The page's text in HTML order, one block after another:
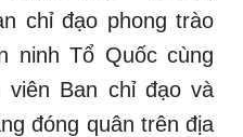
chỉ đạo phong trào
ninh Tổ Quốc cùng
viên Ban chỉ đạo và
đóng quân trên địa